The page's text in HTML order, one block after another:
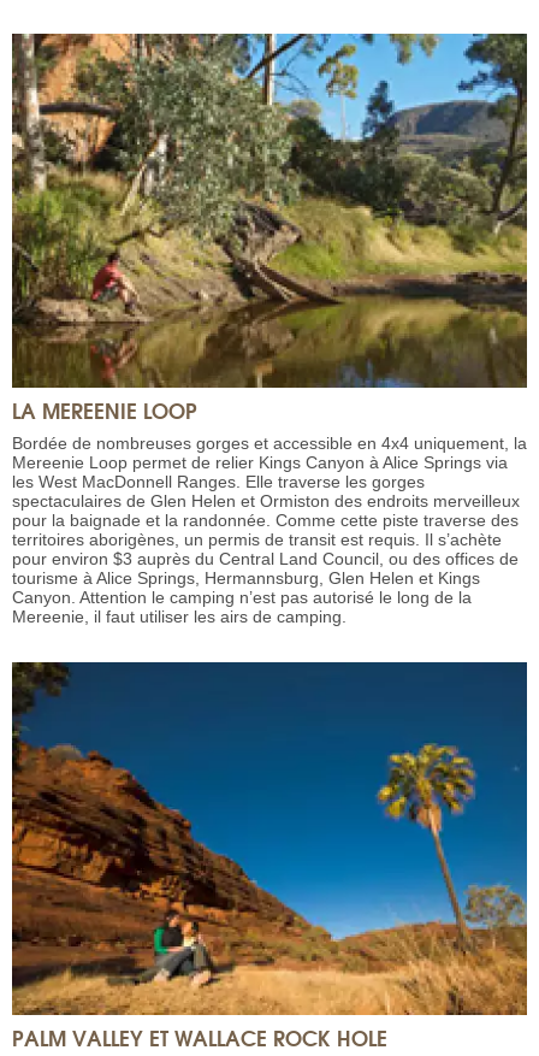
LA MEREENIE LOOP
Bordée de nombreuses gorges et accessible en 4x4 uniquement, la
Mereenie Loop permet de relier Kings Canyon à Alice Springs via
les West MacDonnell Ranges. Elle traverse les gorges
spectaculaires de Glen Helen et Ormiston des endroits merveilleux
pour la baignade et la randonnée. Comme cette piste traverse des
territoires aborigènes, un permis de transit est requis. Il s’achète
pour environ $3 auprès du Central Land Council, ou des offices de
tourisme à Alice Springs, Hermannsburg, Glen Helen et Kings
Canyon. Attention le camping n’est pas autorisé le long de la
Mereenie, il faut utiliser les airs de camping.
PALM VALLEY ET WALLACE ROCK HOLE